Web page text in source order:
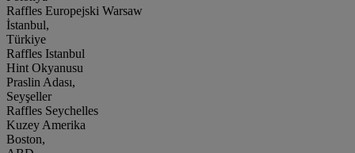
Raffles Europejski Warsaw
İstanbul,
Türkiye
Raffles Istanbul
Hint Okyanusu
Praslin Adası,
Seyşeller
Raffles Seychelles
Kuzey Amerika
Boston,